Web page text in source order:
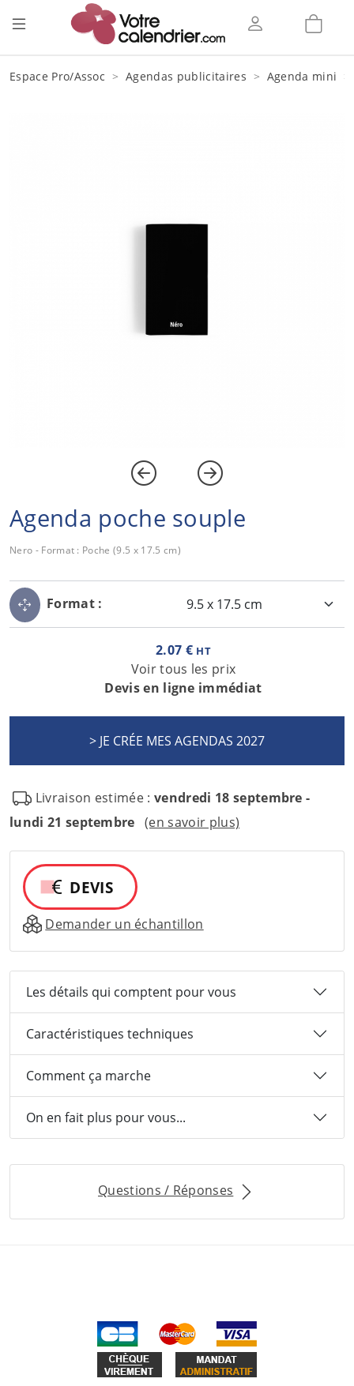
Espace Pro/Assoc Agendas publicitaires Agenda mini
Agenda poche souple
Nero - Format : Poche (9.5 x 17.5 cm)
Format :
2.07 € HT
Voir tous les prix
Devis en ligne immédiat
Livraison estimée :vendredi 18 septembre -
lundi 21 septembre (en savoir plus)
DEVIS
Demander un échantillon
Les détails qui comptent pour vous
Caractéristiques techniques
Comment ça marche
On en fait plus pour vous...
Questions / Réponses